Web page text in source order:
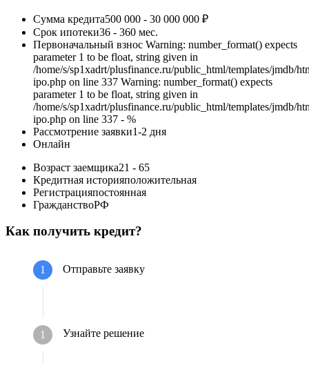
Сумма кредита500 000 - 30 000 000 ₽
Срок ипотеки36 - 360 мес.
Первоначальный взнос Warning: number_format() expects
parameter 1 to be float, string given in
/home/s/sp1xadrt/plusfinance.ru/public_html/templates/jmdb/
ipo.php on line 337 Warning: number_format() expects
parameter 1 to be float, string given in
/home/s/sp1xadrt/plusfinance.ru/public_html/templates/jmdb/
ipo.php on line 337 - %
Рассмотрение заявки1-2 дня
Онлайн
Возраст заемщика21 - 65
Кредитная историяположительная
Регистрацияпостоянная
ГражданствоРФ
Как получить кредит?
Отправьте заявку
Узнайте решение